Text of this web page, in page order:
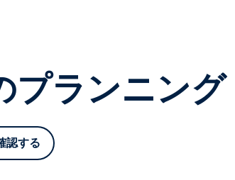
プランニング
認する